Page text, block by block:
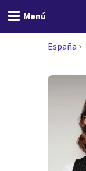
Menú
España